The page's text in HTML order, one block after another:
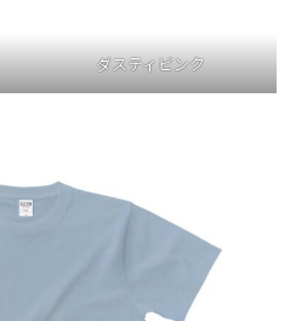
ダスティピンク